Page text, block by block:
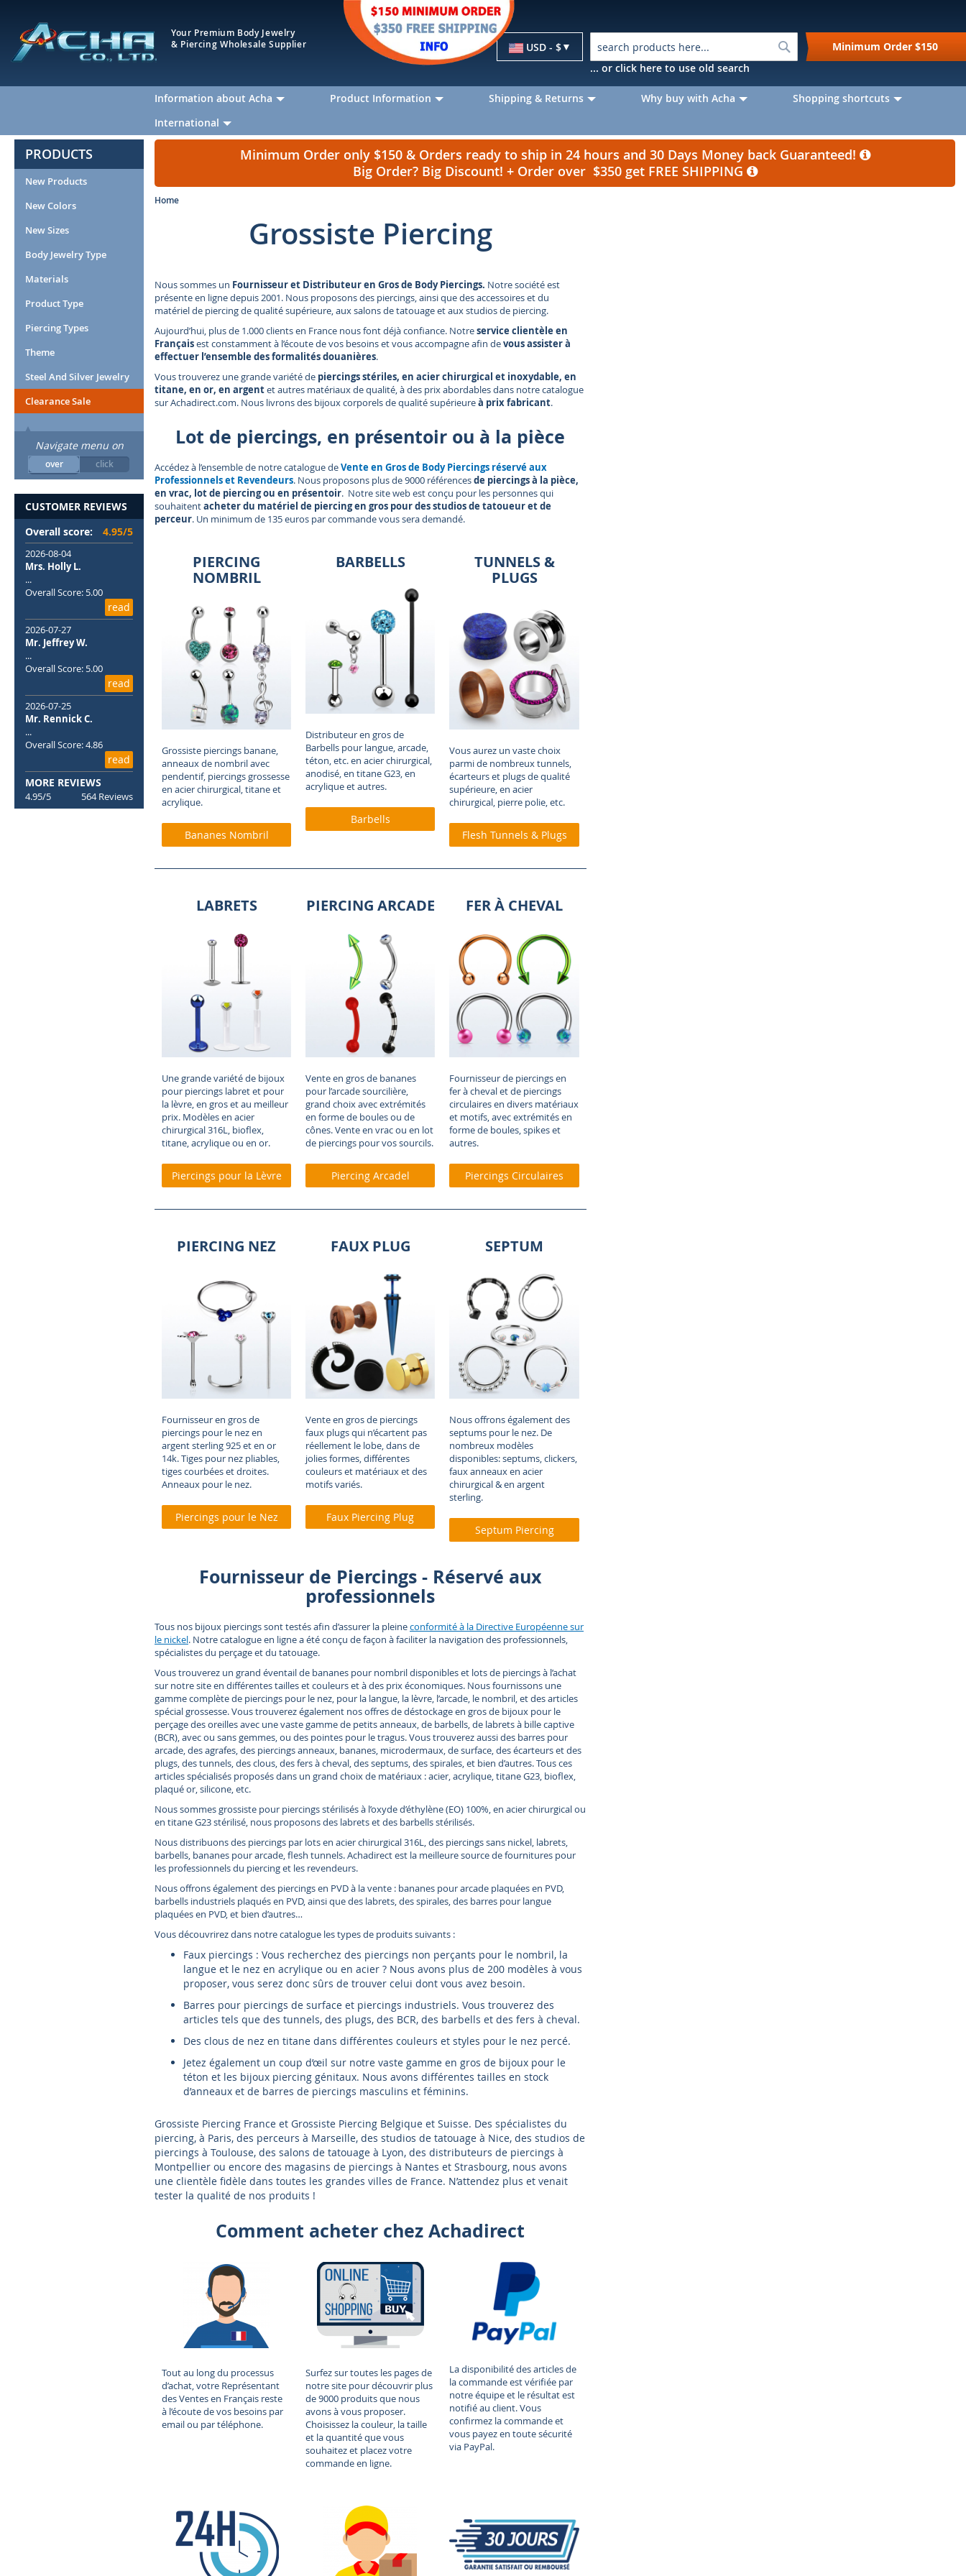
Your Premium Body Jewelry
& Piercing Wholesale Supplier
Currency
USD - $
Search
... or click here to use old search
Minimum Order $150
Information about Acha Product Information Shipping & Returns Why buy with Acha
Shopping shortcuts
International
Minimum Order only $150 & Orders ready to ship in 24 hours and 30 Days Money back Guaranteed!
Big Order? Big Discount! + Order over $350 get FREE SHIPPING
Home
Grossiste Piercing
Nous sommes un Fournisseur et Distributeur en Gros de Body Piercings. Notre société est
présente en ligne depuis 2001. Nous proposons des piercings, ainsi que des accessoires et du
matériel de piercing de qualité supérieure, aux salons de tatouage et aux studios de piercing.
Aujourd’hui, plus de 1.000 clients en France nous font déjà confiance. Notreservice clientèle en
Françaisest constamment à l’écoute de vos besoins et vous accompagne afin devous assister à
effectuer l’ensemble des formalités douanières.
Vous trouverez une grande variété de piercings stériles, en acier chirurgical et inoxydable, en
titane, en or, en argentet autres matériaux de qualité, à des prix abordables dans notre catalogue
sur Achadirect.com. Nous livrons des bijoux corporels de qualité supérieureà prix fabricant.
Lot de piercings, en présentoir ou à la pièce
Accédez à l’ensemble de notre catalogue deVente en Gros de Body Piercings réservé aux
Professionnels et Revendeurs. Nous proposons plus de 9000 référencesde piercings à la pièce,
en vrac, lot de piercing ou en présentoir. Notre site web est conçu pour les personnes qui
souhaitentacheter du matériel de piercing en gros pour des studios de tatoueur et de
perceur. Un minimum de 135 euros par commande vous sera demandé.
PIERCING
NOMBRIL
Grossiste piercings banane,
anneaux de nombril avec
pendentif, piercings grossesse
en acier chirurgical, titane et
acrylique.
Bananes Nombril
BARBELLS
Distributeur en gros de
Barbells pour langue, arcade,
téton, etc. en acier chirurgical,
anodisé, en titane G23, en
acrylique et autres.
Barbells
TUNNELS &
PLUGS
Vous aurez un vaste choix
parmi de nombreux tunnels,
écarteurs et plugs de qualité
supérieure, en acier
chirurgical, pierre polie, etc.
Flesh Tunnels & Plugs
LABRETS
Une grande variété de bijoux
pour piercings labret et pour
la lèvre, en gros et au meilleur
prix. Modèles en acier
chirurgical 316L, bioflex,
titane, acrylique ou en or.
Piercings pour la Lèvre
PIERCING ARCADE
Vente en gros de bananes
pour l’arcade sourcilière,
grand choix avec extrémités
en forme de boules ou de
cônes. Vente en vrac ou en lot
de piercings pour vos sourcils.
Piercing Arcadel
FER À CHEVAL
Fournisseur de piercings en
fer à cheval et de piercings
circulaires en divers matériaux
et motifs, avec extrémités en
forme de boules, spikes et
autres.
Piercings Circulaires
PIERCING NEZ
Fournisseur en gros de
piercings pour le nez en
argent sterling 925 et en or
14k. Tiges pour nez pliables,
tiges courbées et droites.
Anneaux pour le nez.
Piercings pour le Nez
FAUX PLUG
Vente en gros de piercings
faux plugs qui n’écartent pas
réellement le lobe, dans de
jolies formes, différentes
couleurs et matériauxet des
motifs variés.
Faux Piercing Plug
SEPTUM
Nous offrons également des
septums pour le nez. De
nombreux modèles
disponibles: septums, clickers,
faux anneaux en acier
chirurgical & en argent
sterling.
Septum Piercing
Fournisseur de Piercings - Réservé aux
professionnels
Tous nos bijoux piercings sont testés afin d’assurer la pleineconformité à la Directive Européenne sur
le nickel. Notre catalogue en ligne a été conçu de façon à faciliter la navigation des professionnels,
spécialistes du perçage et du tatouage.
Vous trouverez un grand éventail de bananes pour nombril disponibles et lots de piercings à l’achat
sur notre site en différentes tailles et couleurs et à des prix économiques. Nous fournissons une
gamme complète de piercings pour le nez, pour la langue, la lèvre, l’arcade, le nombril, et des articles
spécial grossesse. Vous trouverez également nos offres de déstockage en gros de bijoux pour le
perçage des oreilles avec une vaste gamme de petits anneaux, de barbells, de labrets à bille captive
(BCR), avec ou sans gemmes, ou des pointes pour le tragus. Vous trouverez aussi des barres pour
arcade, des agrafes, des piercings anneaux, bananes, microdermaux, de surface, des écarteurs et des
plugs, des tunnels, des clous, des fers à cheval, des septums, des spirales, et bien d’autres. Tous ces
articles spécialisés proposés dans un grand choix de matériaux : acier, acrylique, titane G23, bioflex,
plaqué or, silicone, etc.
Nous sommes grossiste pour piercings stérilisés à l’oxyde d’éthylène (EO) 100%, en acier chirurgical ou
en titane G23 stérilisé, nous proposons des labrets et des barbells stérilisés.
Nous distribuons des piercings par lots en acier chirurgical 316L, des piercings sans nickel, labrets,
barbells, bananes pour arcade, flesh tunnels. Achadirect est la meilleure source de fournitures pour
les professionnels du piercing et les revendeurs.
Nous offrons également des piercings en PVD à la vente : bananes pour arcade plaquées en PVD,
barbells industriels plaqués en PVD, ainsi que des labrets, des spirales, des barres pour langue
plaquées en PVD, et bien d’autres…
Vous découvrirez dans notre catalogue les types de produits suivants :
Faux piercings : Vous recherchez des piercings non perçants pour le nombril, la
langue et le nez en acrylique ou en acier ? Nous avons plus de 200 modèles à vous
proposer, vous serez donc sûrs de trouver celui dont vous avez besoin.
Barres pour piercings de surface et piercings industriels. Vous trouverez des
articles tels que des tunnels, des plugs, des BCR, des barbells et des fers à cheval.
Des clous de nez en titane dans différentes couleurs et styles pour le nez percé.
Jetez également un coup d’œil sur notre vaste gamme en gros de bijoux pour le
téton et les bijoux piercing génitaux. Nous avons différentes tailles en stock
d’anneaux et de barres de piercings masculins et féminins.
Grossiste Piercing France et Grossiste Piercing Belgique et Suisse. Des spécialistes du
piercing, à Paris, des perceurs à Marseille, des studios de tatouage à Nice, des studios de
piercings à Toulouse, des salons de tatouage à Lyon, des distributeurs de piercings à
Montpellier ou encore des magasins de piercings à Nantes et Strasbourg, nous avons
une clientèle fidèle dans toutes les grandes villes de France. N’attendez plus et venait
tester la qualité de nos produits !
Comment acheter chez Achadirect
Tout au long du processus
d’achat, votre Représentant
des Ventes en Français reste
à l’écoute de vos besoins par
email ou par téléphone.
Surfez sur toutes les pages de
notre site pour découvrir plus
de 9000 produits que nous
avons à vous proposer.
Choisissez la couleur, la taille
et la quantité que vous
souhaitez et placez votre
commande en ligne.
La disponibilité des articles de
la commande est vérifiée par
notre équipe et le résultat est
notifié au client. Vous
confirmez la commande et
vous payez en toute sécurité
via PayPal.
PRODUCTS
New Products
New Colors
New Sizes
Body Jewelry Type
Materials
Product Type
Piercing Types
Theme
Steel And Silver Jewelry
Clearance Sale
Navigate menu on
over click
CUSTOMER REVIEWS
Overall score:
4.95/5
2026-08-04
Mrs. Holly L.
...
Overall Score: 5.00
read
2026-07-27
Mr. Jeffrey W.
...
Overall Score: 5.00
read
2026-07-25
Mr. Rennick C.
...
Overall Score: 4.86
read
MORE REVIEWS
4.95/5 564 Reviews